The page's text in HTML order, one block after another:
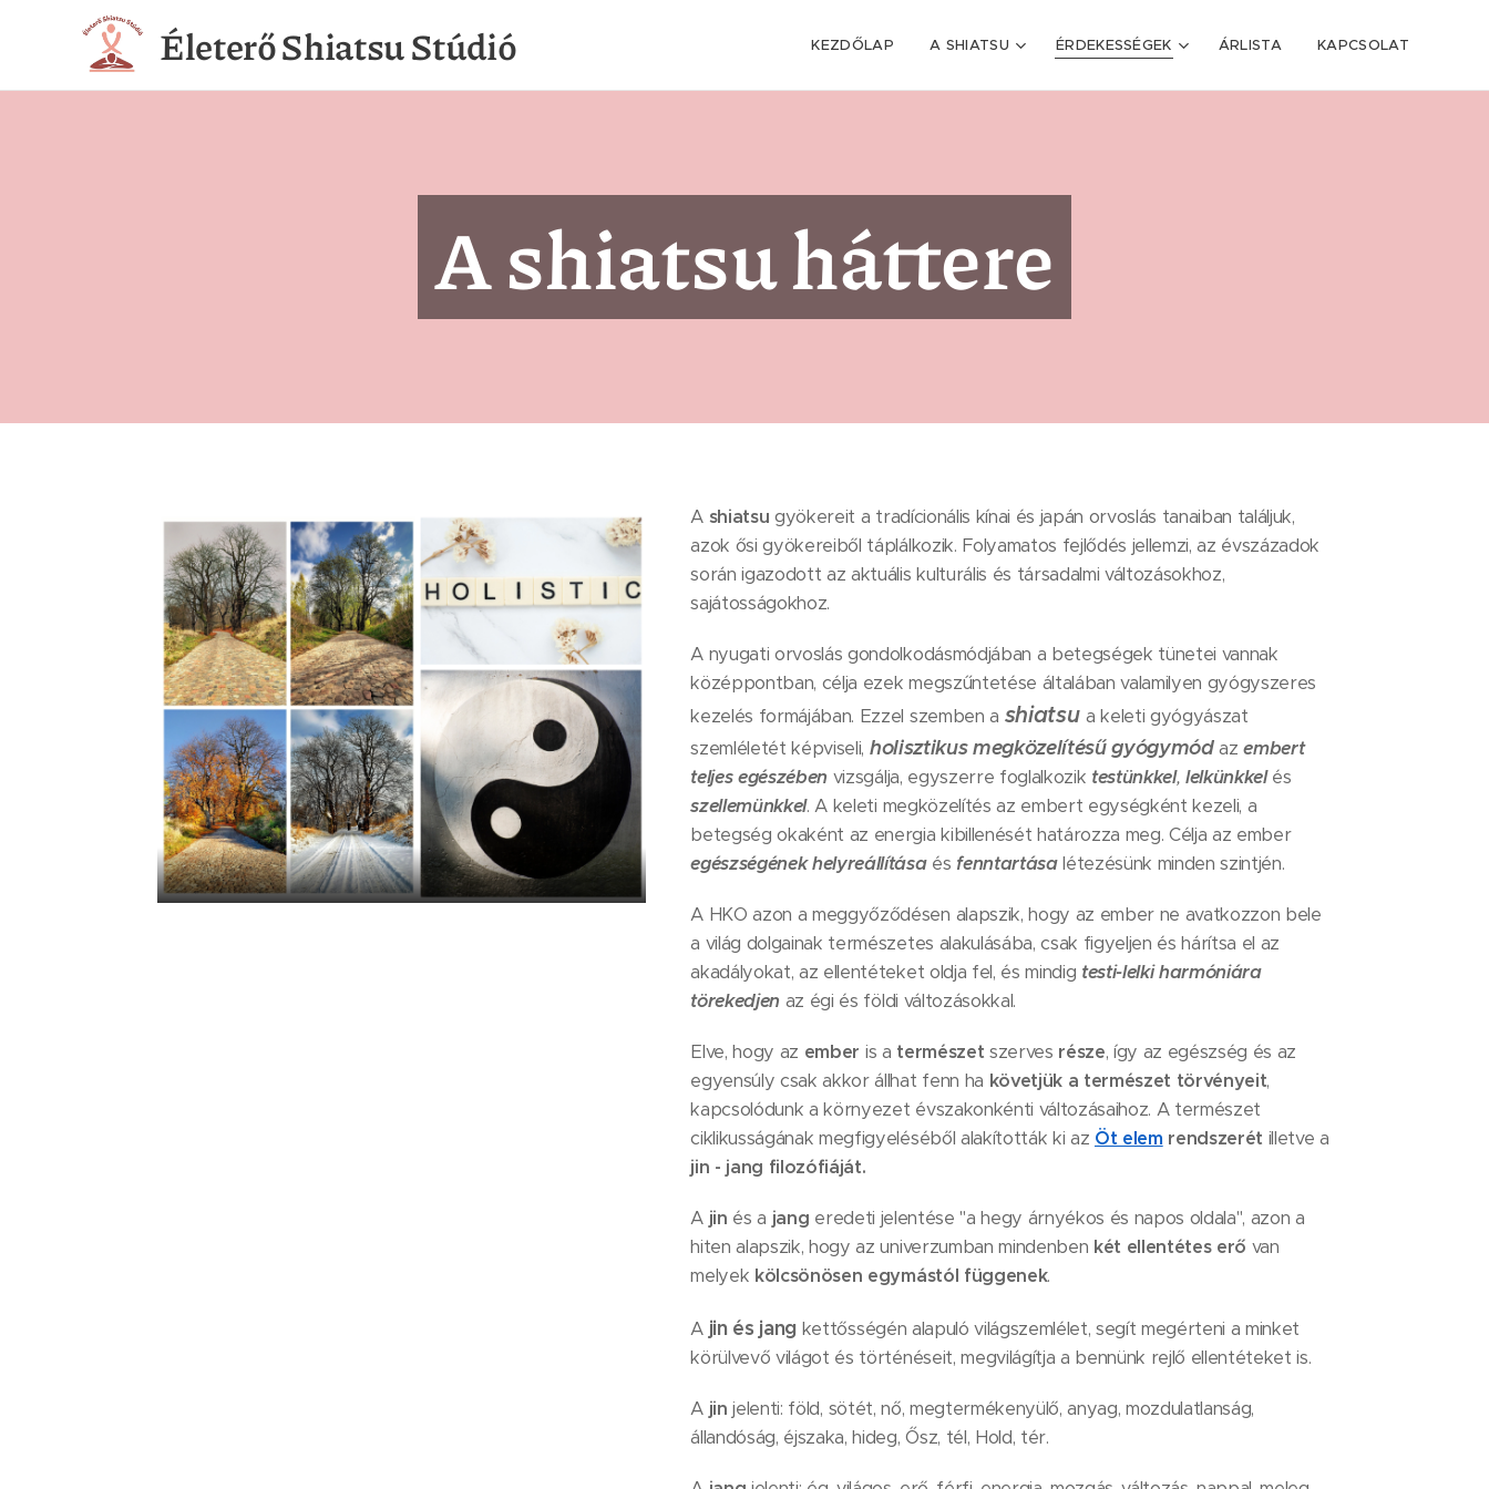
Életerő Shiatsu Stúdió KEZDŐLAP A SHIATSU ÉRDEKESSÉGEK ÁRLISTA KAPCSOLAT
A shiatsu háttere
A shiatsugyökereit a tradícionális kínai és japán orvoslás tanaiban találjuk,
azok ősi gyökereiből táplálkozik. Folyamatos fejlődés jellemzi, az évszázadok
során igazodott az aktuális kulturális és társadalmi változásokhoz,
sajátosságokhoz.
A nyugati orvoslás gondolkodásmódjában a betegségek tünetei vannak
középpontban, célja ezek megszűntetése általában valamilyen gyógyszeres
kezelés formájában. Ezzel szemben a shiatsu a keleti gyógyászat
szemléletét képviseli, holisztikus megközelítésű gyógymódazembert
teljes egészében vizsgálja, egyszerre foglalkozik testünkkel,lelkünkkelés
szellemünkkel. A keleti megközelítés az embert egységként kezeli, a
betegség okaként az energia kibillenését határozza meg. Célja az ember
egészségének helyreállításaés fenntartásalétezésünk minden szintjén.
A HKO azon a meggyőződésen alapszik, hogy az ember ne avatkozzon bele
a világ dolgainak természetes alakulásába, csak figyeljen és hárítsa el az
akadályokat, az ellentéteket oldja fel, és mindig testi-lelki harmóniára
törekedjen az égi és földi változásokkal.
Elve, hogy az ember is a természet szerves része, így az egészség és az
egyensúly csak akkor állhat fenn ha követjük a természet törvényeit,
kapcsolódunk a környezet évszakonkénti változásaihoz. A természet
ciklikusságának megfigyeléséből alakították ki az Öt elem rendszerét illetve a
jin - jang filozófiáját.
A jin és a jang eredeti jelentése "a hegy árnyékos és napos oldala", azon a
hiten alapszik, hogy az univerzumban mindenben két ellentétes erő van
melyek kölcsönösen egymástól függenek.
A jin és jang kettősségén alapuló világszemlélet, segít megérteni a minket
körülvevő világot és történéseit, megvilágítja a bennünk rejlő ellentéteket is.
A jinjelenti: föld, sötét, nő, megtermékenyülő, anyag, mozdulatlanság,
állandóság, éjszaka, hideg, Ősz, tél, Hold, tér.